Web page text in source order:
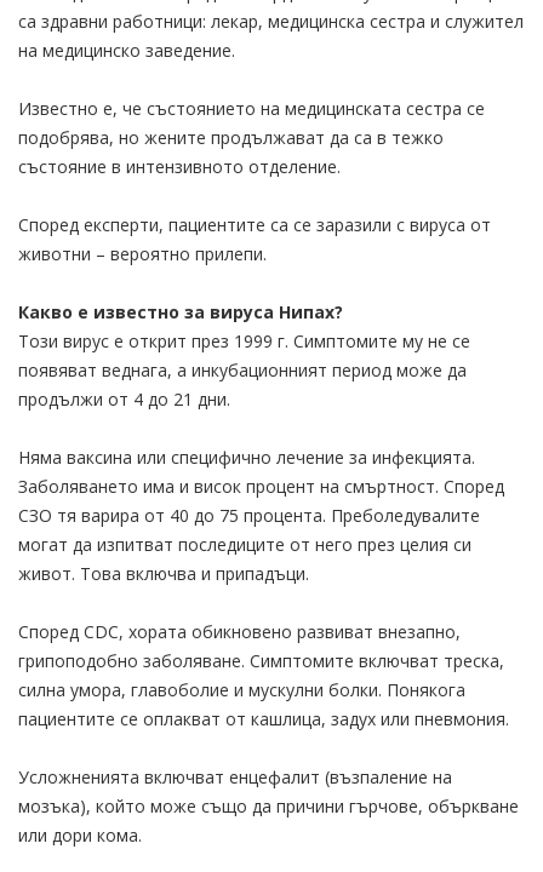
са здравни работници: лекар, медицинска сестра и служител
на медицинско заведение.
Известно е, че състоянието на медицинската сестра се
подобрява, но жените продължават да са в тежко
състояние в интензивното отделение.
Според експерти, пациентите са се заразили с вируса от
животни – вероятно прилепи.
Какво е известно за вируса Нипах?
Този вирус е открит през 1999 г. Симптомите му не се
появяват веднага, а инкубационният период може да
продължи от 4 до 21 дни.
Няма ваксина или специфично лечение за инфекцията.
Заболяването има и висок процент на смъртност. Според
СЗО тя варира от 40 до 75 процента. Преболедувалите
могат да изпитват последиците от него през целия си
живот. Това включва и припадъци.
Според CDC, хората обикновено развиват внезапно,
грипоподобно заболяване. Симптомите включват треска,
силна умора, главоболие и мускулни болки. Понякога
пациентите се оплакват от кашлица, задух или пневмония.
Усложненията включват енцефалит (възпаление на
мозъка), който може също да причини гърчове, объркване
или дори кома.